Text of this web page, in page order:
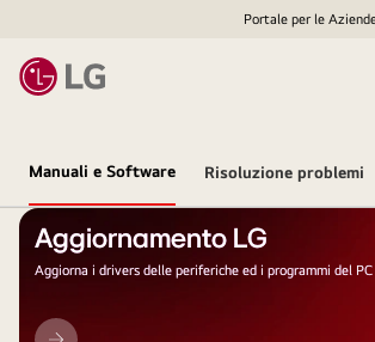
Portale per le
Manuali e Software Risoluzione problemi
Aggiornamento LG
Aggiorna i drivers delle periferiche ed i programmi del
Aggiornamento